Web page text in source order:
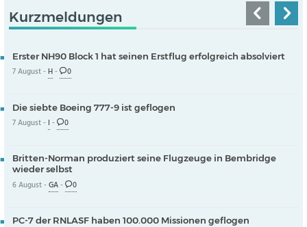
Kurzmeldungen
Erster NH90 Block 1 hat seinen Erstflug erfolgreich absolviert
7 August -H- 0
Die siebte Boeing 777-9 ist geflogen
7 August - I - 0
Britten-Norman produziert seine Flugzeuge in Bembridge
wieder selbst
6 August -GA- 0
PC-7 der RNLASF haben 100.000 Missionen geflogen